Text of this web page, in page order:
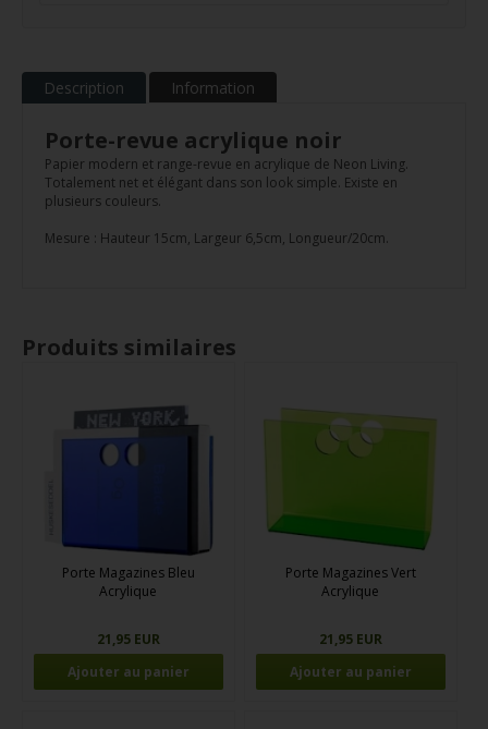
Description Information
Porte-revue acrylique noir
Papier modern et range-revue en acrylique de Neon Living.
Totalement net et élégant dans son look simple. Existe en
plusieurs couleurs.
Mesure : Hauteur 15cm, Largeur 6,5cm, Longueur/20cm.
Produits similaires
Porte Magazines Bleu
Acrylique
21,95 EUR
Porte Magazines Vert
Acrylique
21,95 EUR